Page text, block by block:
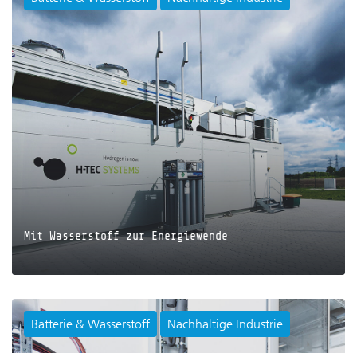
JETZT LESEN
Mit Wasserstoff zur Energiewende
Batterie & Wasserstoff Nachhaltige Industrie